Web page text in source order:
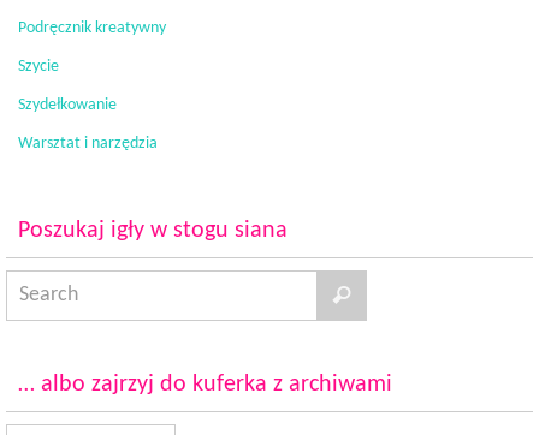
Podręcznik kreatywny
Szycie
Szydełkowanie
Warsztat i narzędzia
Poszukaj igły w stogu siana
… albo zajrzyj do kuferka z archiwami